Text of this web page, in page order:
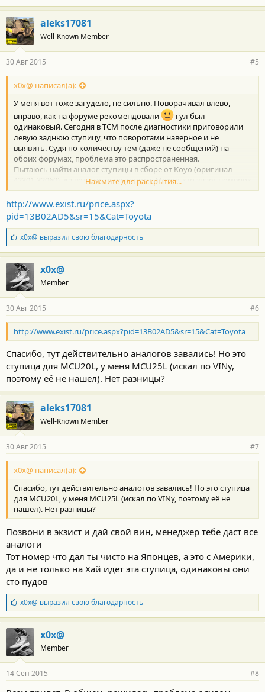
aleks17081
Well-Known Member
30 Авг 2015 #5
x0x@ написал(а):
У меня вот тоже загудело, не сильно. Поворачивал влево,
вправо, как на форуме рекомендовали
гул был
одинаковый. Сегодня в ТСМ после диагностики приговорили
левую заднюю ступицу, что поворотами наверное и не
выявить. Судя по количеству тем (даже не сообщений) на
обоих форумах, проблема это распространенная.
Пытаюсь найти аналог ступицы в сборе от Koyo (оригинал
42301-32060), да вот что-то не ищется. Может кто знает номерок
на дорестайл? Оригинал уж больно кусается сейчас (11-12 тыс).
Нажмите для раскрытия...
http://www.exist.ru/price.aspx?
pid=13B02AD5&sr=15&Cat=Toyota
Б
л
а
г
о
д
а
н
о
с
т
и
:
x0x@ выразил свою благодарность
x0x@
Member
30 Авг 2015 #6
http://www.exist.ru/price.aspx?pid=13B02AD5&sr=15&Cat=Toyota
Спасибо, тут действительно аналогов завались! Но это
ступица для MCU20L, у меня MCU25L (искал по VINу,
поэтому её не нашел). Нет разницы?
aleks17081
Well-Known Member
30 Авг 2015 #7
x0x@ написал(а):
Спасибо, тут действительно аналогов завались! Но это ступица
для MCU20L, у меня MCU25L (искал по VINу, поэтому её не
нашел). Нет разницы?
Позвони в экзист и дай свой вин, менеджер тебе даст все
аналоги
Тот номер что дал ты чисто на Японцев, а это с Америки,
да и не только на Хай идет эта ступица, одинаковы они
сто пудов
Б
л
а
г
о
д
а
н
x0x@ выразил свою благодарность
x0x@
Member
14 Сен 2015 #8